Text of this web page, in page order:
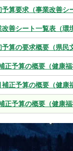
算要求（事業改善シ
善シート一覧表（環
算の要求概要（県民
正予算の概要（健康福
正予算の概要（健康
正予算の概要（健康福